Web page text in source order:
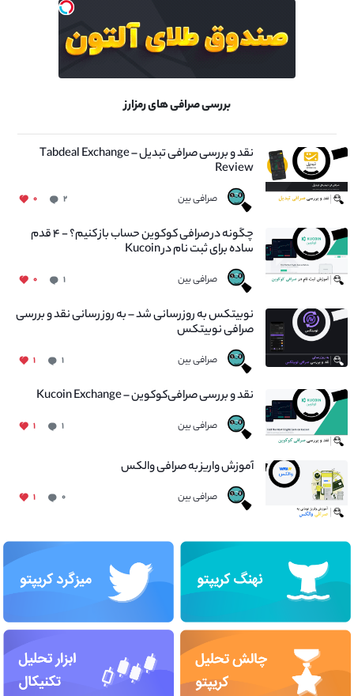
بررسی صرافی های رمزارز
نقد و بررسی صرافی تبدیل – Tabdeal Exchange
Review
صرافی بین ۲ ۰
چگونه در صرافی کوکوین حساب باز کنیم؟ - ۴ قدم
ساده برای ثبت نام در Kucoin
صرافی بین ۱ ۰
نوبیتکس به روزرسانی شد – به روز رسانی نقد و بررسی
صرافی نوبیتکس
صرافی بین ۱ ۱
نقد و بررسی صرافی‌کوکوین – Kucoin Exchange
صرافی بین ۱ ۱
آموزش واریز به صرافی والکس
صرافی بین ۰ ۱